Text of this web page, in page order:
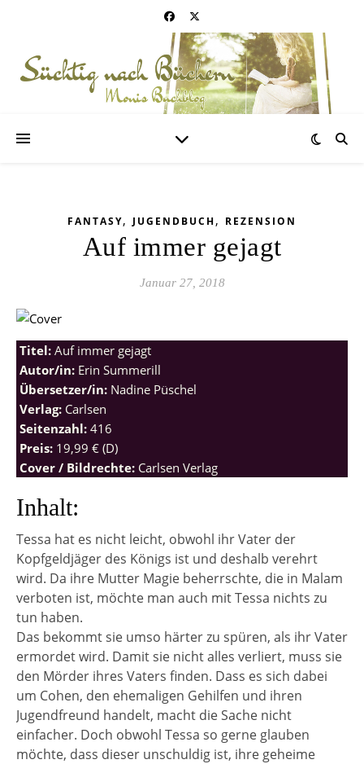
FANTASY, JUGENDBUCH, REZENSION
Auf immer gejagt
Januar 27, 2018
Titel: Auf immer gejagt
Autor/in: Erin Summerill
Übersetzer/in: Nadine Püschel
Verlag: Carlsen
Seitenzahl: 416
Preis: 19,99 € (D)
Cover / Bildrechte: Carlsen Verlag
Inhalt:
Tessa hat es nicht leicht, obwohl ihr Vater der
Kopfgeldjäger des Königs ist und deshalb verehrt
wird. Da ihre Mutter Magie beherrschte, die in Malam
verboten ist, möchte man auch mit Tessa nichts zu
tun haben.
Das bekommt sie umso härter zu spüren, als ihr Vater
ermordet wird. Damit sie nicht alles verliert, muss sie
den Mörder ihres Vaters finden. Dass es sich dabei
um Cohen, den ehemaligen Gehilfen und ihren
Jugendfreund handelt, macht die Sache nicht
einfacher. Doch obwohl Tessa so gerne glauben
möchte, dass dieser unschuldig ist, ihre geheime